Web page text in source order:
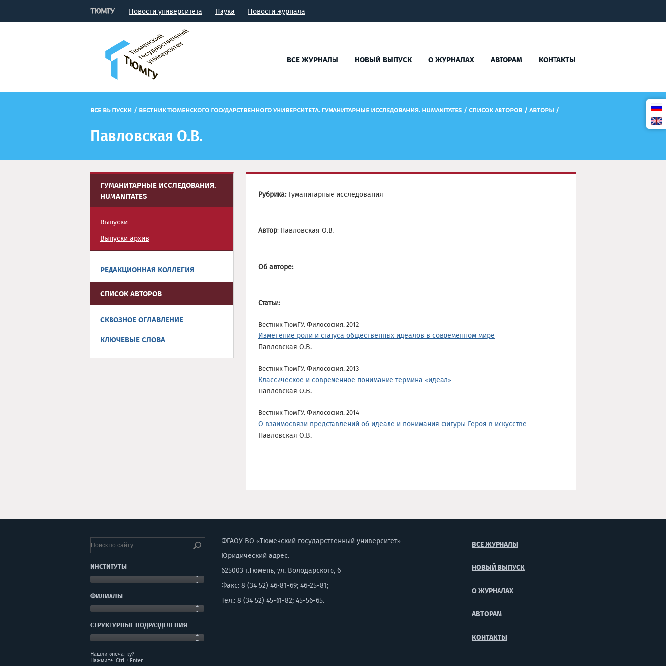
Новости университета Наука Новости журнала
ВСЕ ЖУРНАЛЫ НОВЫЙ ВЫПУСК О ЖУРНАЛАХ АВТОРАМ КОНТАКТЫ
ВСЕ ВЫПУСКИ / ВЕСТНИК ТЮМЕНСКОГО ГОСУДАРСТВЕННОГО УНИВЕРСИТЕТА. ГУМАНИТАРНЫЕ ИССЛЕДОВАНИЯ. HUMANITATES / СПИСОК АВТОРОВ / АВТОРЫ /
Павловская О.В.
ГУМАНИТАРНЫЕ ИССЛЕДОВАНИЯ.
HUMANITATES
Выпуски
Выпуски архив
РЕДАКЦИОННАЯ КОЛЛЕГИЯ
СПИСОК АВТОРОВ
СКВОЗНОЕ ОГЛАВЛЕНИЕ
КЛЮЧЕВЫЕ СЛОВА
Рубрика:Гуманитарные исследования
Автор:Павловская О.В.
Об авторе:
Статьи:
Вестник ТюмГУ. Философия. 2012
Изменение роли и статуса общественных идеалов в современном мире
Павловская О.В.
Вестник ТюмГУ. Философия. 2013
Классическое и современное понимание термина «идеал»
Павловская О.В.
Вестник ТюмГУ. Философия. 2014
О взаимосвязи представлений об идеале и понимания фигуры Героя в искусстве
Павловская О.В.
ИНСТИТУТЫ
ФИЛИАЛЫ
СТРУКТУРНЫЕ ПОДРАЗДЕЛЕНИЯ
Нашли опечатку?
Нажмите: Ctrl + Enter
ФГАОУ ВО «Тюменский государственный университет»
Юридический адрес:
625003 г.Тюмень, ул. Володарского, 6
Факс: 8 (34 52) 46-81-69; 46-25-81;
Тел.: 8 (34 52) 45-61-82; 45-56-65.
ВСЕ ЖУРНАЛЫ
НОВЫЙ ВЫПУСК
О ЖУРНАЛАХ
АВТОРАМ
КОНТАКТЫ